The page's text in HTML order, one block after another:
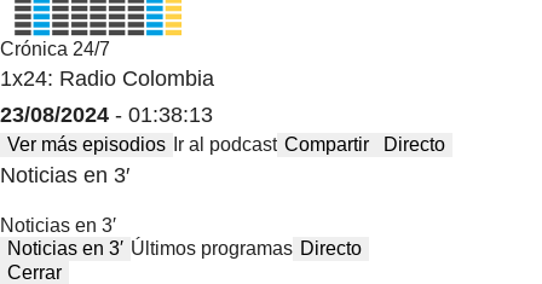
Crónica 24/7
1x24: Radio Colombia
23/08/2024 - 01:38:13
Ver más episodios Ir al podcast Compartir Directo
Noticias en 3′
Noticias en 3′
Noticias en 3′ Últimos programas Directo
Cerrar